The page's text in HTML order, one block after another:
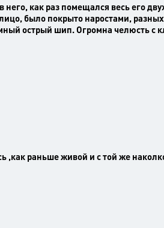
как раз помещался весь его
лицо, было покрыто наростами,
острый шип.Огромна челюсть с
,как раньше живой и с той же